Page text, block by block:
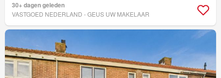
30+ dagen geleden
VASTGOED NEDERLAND - GEUS UW MAKELAAR